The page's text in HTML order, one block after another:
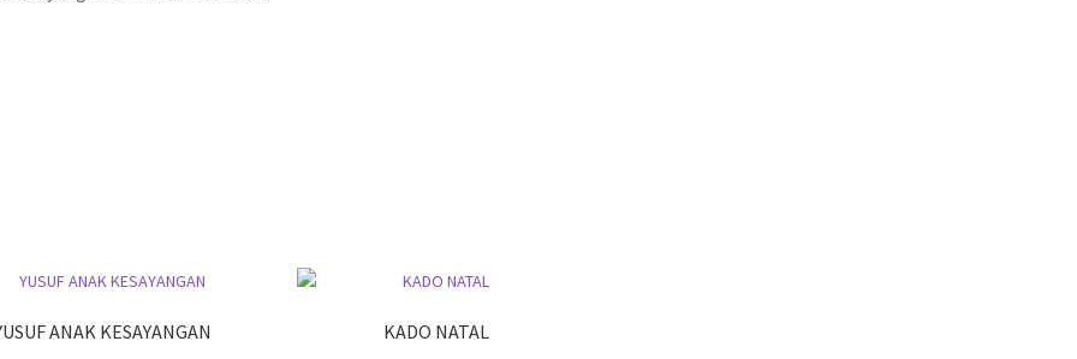
ANAK KESAYANGAN KADO NATAL